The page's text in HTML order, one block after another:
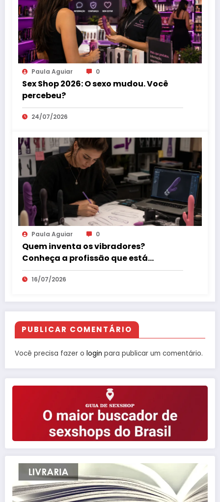
Paula Aguiar 0
Sex Shop 2026: O sexo mudou. Você
percebeu?
24/07/2026
Paula Aguiar 0
Quem inventa os vibradores?
Conheça a profissão que está
revolucionando o mercado erótico
16/07/2026
PUBLICAR COMENTÁRIO
Você precisa fazer o login para publicar um comentário.